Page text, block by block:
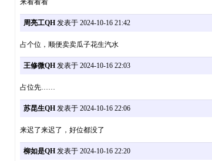
来看看看
周亮工QH发表于 2024-10-16 21:42
占个位，顺便卖卖瓜子花生汽水
王修微QH发表于 2024-10-16 22:03
占位先……
苏昆生QH发表于 2024-10-16 22:06
来迟了来迟了，好位都没了
柳如是QH发表于 2024-10-16 22:20